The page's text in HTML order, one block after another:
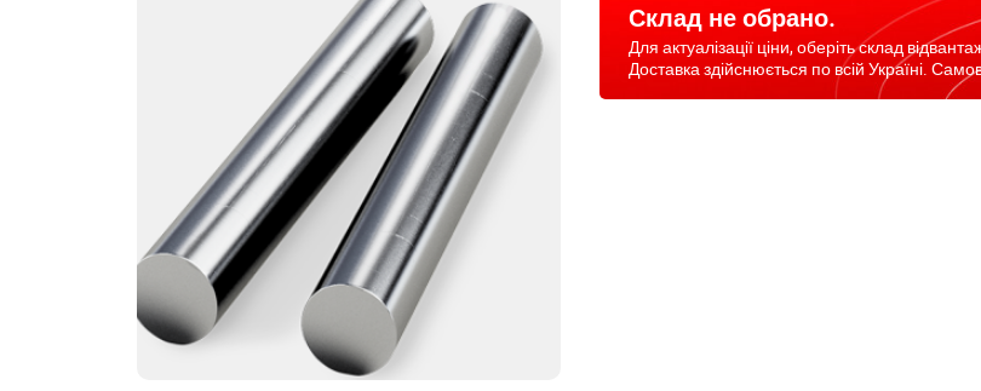
Склад не обрано.
Для актуалізації ціни, оберіть склад
Доставка здійснюється по всій Україні.